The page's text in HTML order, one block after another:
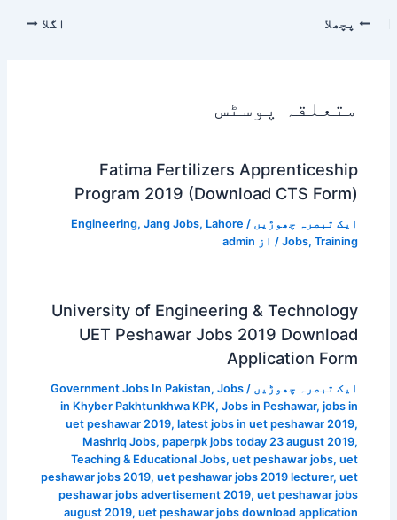
پچھلا اگلا
متعلقہ پوسٹس
Fatima Fertilizers Apprenticeship
Program 2019 (Download CTS Form)
ایک تبصرہ چھوڑیں /
Engineering, Jang Jobs, Lahore
Jobs, Training / از admin
University of Engineering & Technology
UET Peshawar Jobs 2019 Download
Application Form
ایک تبصرہ چھوڑیں /
Government Jobs In Pakistan, Jobs
in Khyber Pakhtunkhwa KPK, Jobs in Peshawar, jobs in
uet peshawar 2019, latest jobs in uet peshawar 2019,
Mashriq Jobs, paperpk jobs today 23 august 2019,
Teaching & Educational Jobs, uet peshawar jobs, uet
peshawar jobs 2019, uet peshawar jobs 2019 lecturer, uet
peshawar jobs advertisement 2019, uet peshawar jobs
august 2019, uet peshawar jobs download application